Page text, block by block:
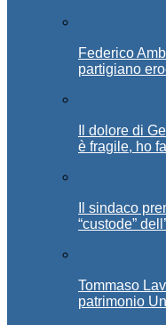
Federico
partigiano
Il dolore di
è fragile, ho
Il sindaco
“custode”
Tommaso
patrimonio